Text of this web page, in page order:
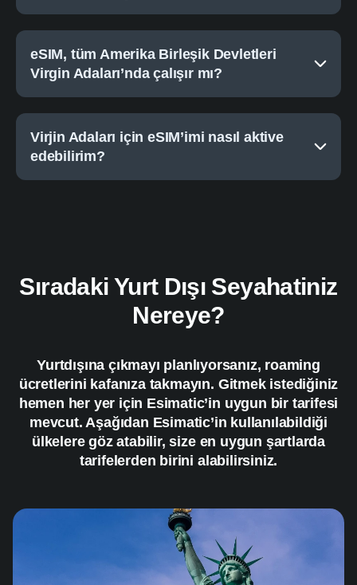
eSIM, tüm Amerika Birleşik Devletleri
Virgin Adaları’nda çalışır mı?
Virjin Adaları için eSIM’imi nasıl aktive
edebilirim?
Sıradaki Yurt Dışı Seyahatiniz
Nereye?
Yurtdışına çıkmayı planlıyorsanız, roaming
ücretlerini kafanıza takmayın. Gitmek istediğiniz
hemen her yer için Esimatic’in uygun bir tarifesi
mevcut. Aşağıdan Esimatic’in kullanılabildiği
ülkelere göz atabilir, size en uygun şartlarda
tarifelerden birini alabilirsiniz.